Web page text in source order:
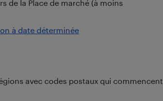
de la Place de marché (à moins
à date déterminée
avec codes postaux qui commencent